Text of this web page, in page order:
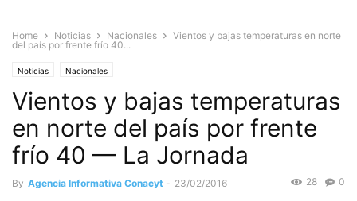
Home Noticias Nacionales
Vientos y bajas temperaturas en norte
del país por frente frío 40...
Noticias Nacionales
Vientos y bajas temperaturas
en norte del país por frente
frío 40 — La Jornada
By Agencia Informativa Conacyt - 23/02/2016 0
28